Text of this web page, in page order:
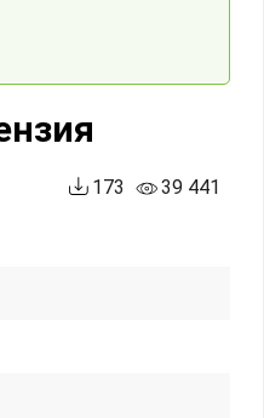
39 441
173